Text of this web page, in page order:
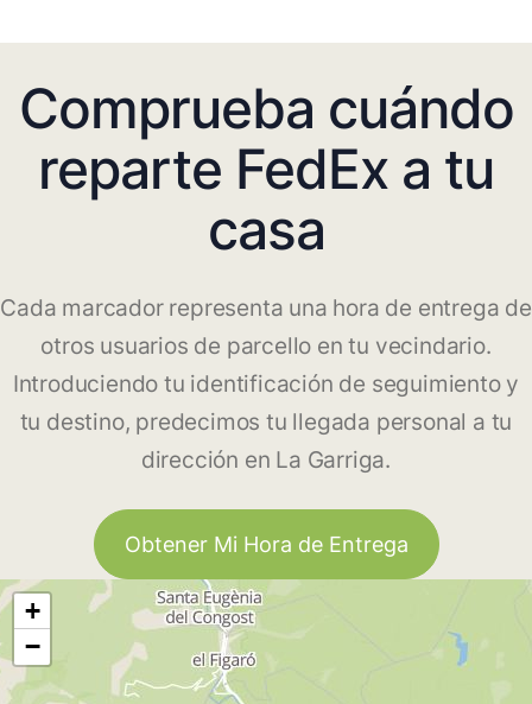
Comprueba cuándo
reparte FedEx a tu
casa
Cada marcador representa una hora de entrega de
otros usuarios de parcello en tu vecindario.
Introduciendo tu identificación de seguimiento y
tu destino, predecimos tu llegada personal a tu
dirección en La Garriga.
Obtener Mi Hora de Entrega
+
−